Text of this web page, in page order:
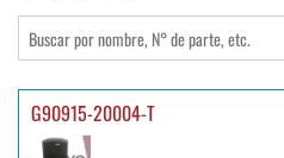
G90915-20004-T